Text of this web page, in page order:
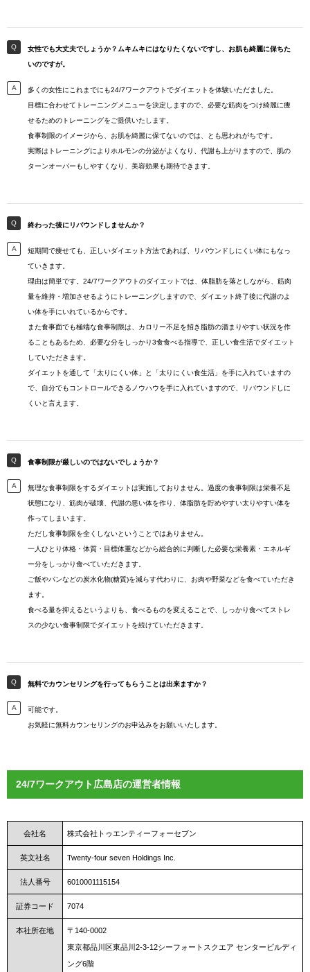
女性でも大丈夫でしょうか？ムキムキにはなりたくないですし、お肌も綺麗に保ちた
いのですが。
多くの女性にこれまでにも24/7ワークアウトでダイエットを体験いただました。
目標に合わせてトレーニングメニューを決定しますので、必要な筋肉をつけ綺麗に痩
せるためのトレーニングをご提供いたします。
食事制限のイメージから、お肌を綺麗に保てないのでは、とも思われがちです。
実際はトレーニングによりホルモンの分泌がよくなり、代謝も上がりますので、肌の
ターンオーバーもしやすくなり、美容効果も期待できます。
終わった後にリバウンドしませんか？
短期間で痩せても、正しいダイエット方法であれば、リバウンドしにくい体にもなっ
ていきます。
理由は簡単です。24/7ワークアウトのダイエットでは、体脂肪を落としながら、筋肉
量を維持・増加させるようにトレーニングしますので、ダイエット終了後に代謝のよ
い体を手にいれているからです。
また食事面でも極端な食事制限は、カロリー不足を招き脂肪の溜まりやすい状況を作
ることもあるため、必要な分をしっかり3食食べる指導で、正しい食生活でダイエット
していただきます。
ダイエットを通して「太りにくい体」と「太りにくい食生活」を手に入れていますの
で、自分でもコントロールできるノウハウを手に入れていますので、リバウンドしに
くいと言えます。
食事制限が厳しいのではないでしょうか？
無理な食事制限をするダイエットは実施しておりません。過度の食事制限は栄養不足
状態になり、筋肉が破壊、代謝の悪い体を作り、体脂肪を貯めやすい太りやすい体を
作ってしまいます。
ただし食事制限を全くしないということではありません。
一人ひとり体格・体質・目標体重などから総合的に判断した必要な栄養素・エネルギ
ー分をしっかり食べていただきます。
ご飯やパンなどの炭水化物(糖質)を減らす代わりに、お肉や野菜などを食べていただき
ます。
食べる量を抑えるというよりも、食べるものを変えることで、しっかり食べてストレ
スの少ない食事制限でダイエットを続けていただきます。
無料でカウンセリングを行ってもらうことは出来ますか？
可能です。
お気軽に無料カウンセリングのお申込みをお願いいたします。
24/7ワークアウト広島店の運営者情報
会社名 株式会社トゥエンティーフォーセブン
英文社名 Twenty-four seven Holdings Inc.
法人番号 6010001115154
証券コード 7074
本社所在地
〒140-0002
東京都品川区東品川2-3-12シーフォートスクエア センタービルディ
ング6階